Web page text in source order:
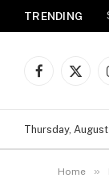
TRENDING
Facebook
X
Thursday,
Home »